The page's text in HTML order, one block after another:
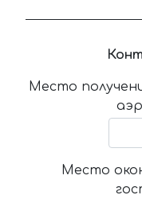
Место
Место